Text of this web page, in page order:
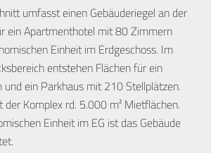
umfasst einen Gebäuderiegel an der
ein Apartmenthotel mit 80 Zimmern
Einheit im Erdgeschoss. Im
entstehen Flächen für ein
ein Parkhaus mit 210 Stellplätzen.
Komplex rd. 5.000 m² Mietflächen.
Einheit im EG ist das Gebäude